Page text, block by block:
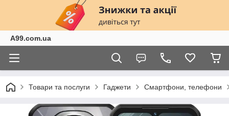
A99.com.ua
Товари та послуги Гаджети Смартфони, телефони